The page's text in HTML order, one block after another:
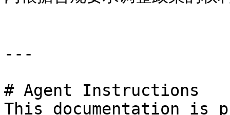
---
# Agent Instructions
This documentation is